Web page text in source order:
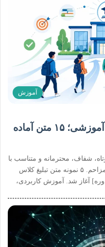
آموزش
نمونه متن تبلیغ کلاس های آموزشی؛ ۱۵ متن آماده
شفاف، محترمانه و متناسب با
نیاز مخاطب باشد؛ نه اغراق‌آمیز و نه مزاحم. ۵ نمونه متن تبلیغ کلاس
آغاز شد. آموزش کاربردی،